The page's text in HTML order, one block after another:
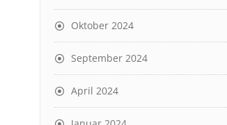
Oktober 2024
September 2024
April 2024